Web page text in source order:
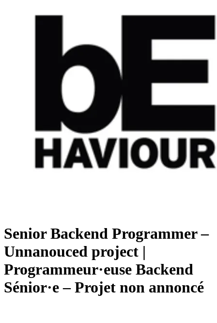
Senior Backend Programmer –
Unnanouced project |
Programmeur·euse Backend
Sénior·e – Projet non annoncé